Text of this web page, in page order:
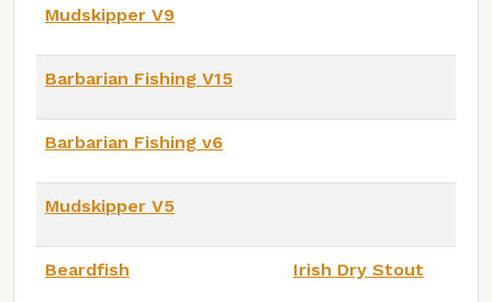
Mudskipper V9
Barbarian Fishing V15
Barbarian Fishing v6
Mudskipper V5
Beardfish Irish Dry Stout